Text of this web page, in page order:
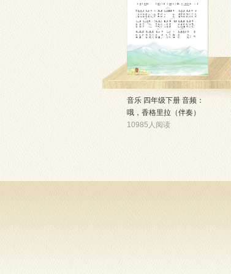
音乐 四年级下册 音频：
哦，香格里拉（伴奏）
10985人阅读